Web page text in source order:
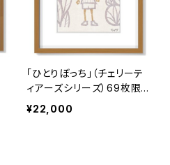
「ひとりぼっち」（チェリーテ
ィアーズシリーズ）69枚限
定
¥22,000